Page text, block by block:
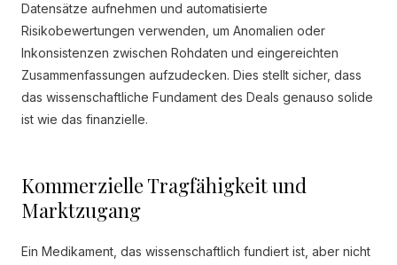
Datensätze aufnehmen und automatisierte
Risikobewertungen verwenden, um Anomalien oder
Inkonsistenzen zwischen Rohdaten und eingereichten
Zusammenfassungen aufzudecken. Dies stellt sicher, dass
das wissenschaftliche Fundament des Deals genauso solide
ist wie das finanzielle.
Kommerzielle Tragfähigkeit und
Marktzugang
Ein Medikament, das wissenschaftlich fundiert ist, aber nicht